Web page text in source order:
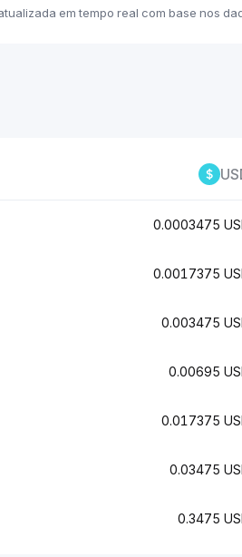
em tempo real com base nos
0.0003475
0.0017375
0.003475
0.00695
0.017375
0.03475
0.3475